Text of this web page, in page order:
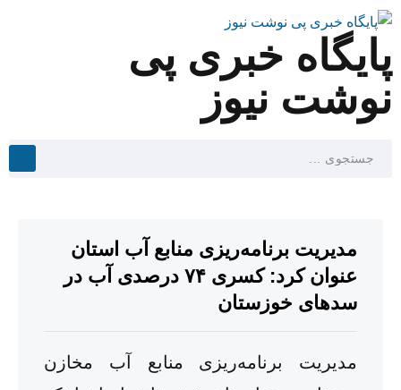
پایگاه خبری پی
نوشت نیوز
مدیریت برنامه‌ریزی منابع آب استان
عنوان کرد: کسری ۷۴ درصدی آب در
سدهای خوزستان
مدیریت برنامه‌ریزی منابع آب مخازن